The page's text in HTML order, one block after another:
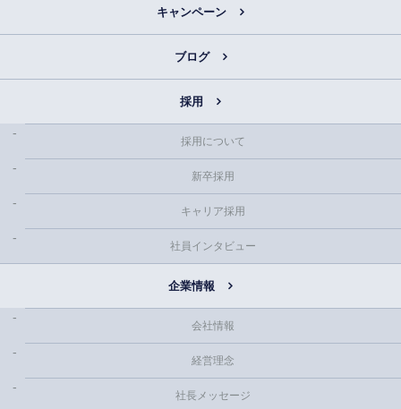
キャンペーン
ブログ
採用
採用について
新卒採用
キャリア採用
社員インタビュー
企業情報
会社情報
経営理念
社長メッセージ